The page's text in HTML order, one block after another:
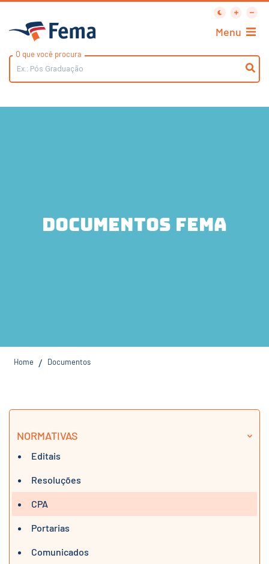
O que você procura
Menu
Documentos FEMA
Home / Documentos
NORMATIVAS
Editais
Resoluções
CPA
Portarias
Comunicados